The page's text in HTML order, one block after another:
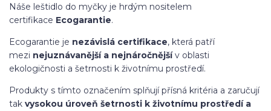
Náše leštidlo do myčky je hrdým nositelem
certifikace Ecogarantie.
Ecogarantie je nezávislá certifikace, která patří
mezi nejuznávanější a nejnáročnějšív oblasti
ekologičnosti a šetrnosti k životnímu prostředí.
Produkty s tímto označením splňují přísná kritéria a zaručují
tak vysokou úroveň šetrnosti k životnímu prostředí a